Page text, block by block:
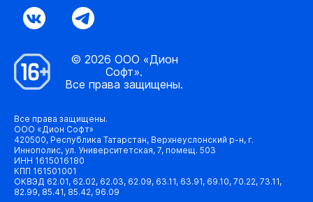
© 2026 ООО «Дион
Софт».
Все права защищены.
Все права защищены.
ООО «Дион Софт»
420500, Республика Татарстан, Верхнеуслонский р-н, г.
Иннополис, ул. Университетская, 7, помещ. 503
ИНН 1615016180
КПП 161501001
ОКВЭД 62.01, 62.02, 62.03, 62.09, 63.11, 63.91, 69.10, 70.22, 73.11,
82.99, 85.41, 85.42, 96.09